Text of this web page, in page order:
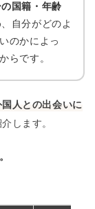
国籍・年齢
自分がどのよ
のかによっ
らです。
国人との出会いに
します。